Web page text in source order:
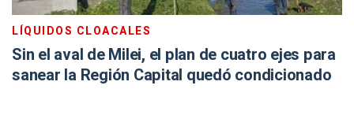
LÍQUIDOS CLOACALES
Sin el aval de Milei, el plan de cuatro ejes para
sanear la Región Capital quedó condicionado